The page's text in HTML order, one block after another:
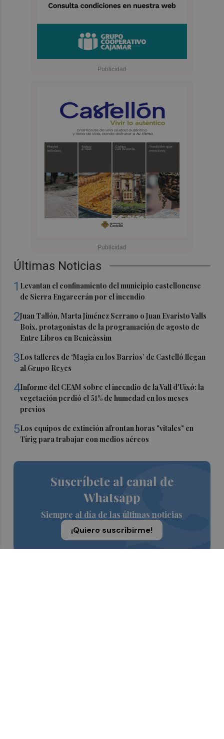
Últimas Noticias
1 Levantan el confinamiento del municipio castellonense
de Sierra Engarcerán por el incendio
2Juan Tallón, Marta Jiménez Serrano o Juan Evaristo Valls
Boix, protagonistas de la programación de agosto de
Entre Libros en Benicàssim
3Los talleres de ‘Magia en los Barrios’ de Castelló llegan
al Grupo Reyes
4Informe del CEAM sobre el incendio de la Vall d'Uixó: la
vegetación perdió el 51% de humedad en los meses
previos
5Los equipos de extinción afrontan horas "vitales" en
Tírig para trabajar con medios aéreos
Suscríbete al canal de
Whatsapp
Siempre al día de las últimas noticias
¡Quiero suscribirme!